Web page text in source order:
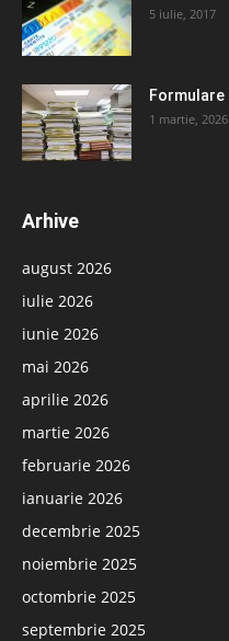
5 iulie, 2017
Formulare
1 martie, 2026
Arhive
august 2026
iulie 2026
iunie 2026
mai 2026
aprilie 2026
martie 2026
februarie 2026
ianuarie 2026
decembrie 2025
noiembrie 2025
octombrie 2025
septembrie 2025